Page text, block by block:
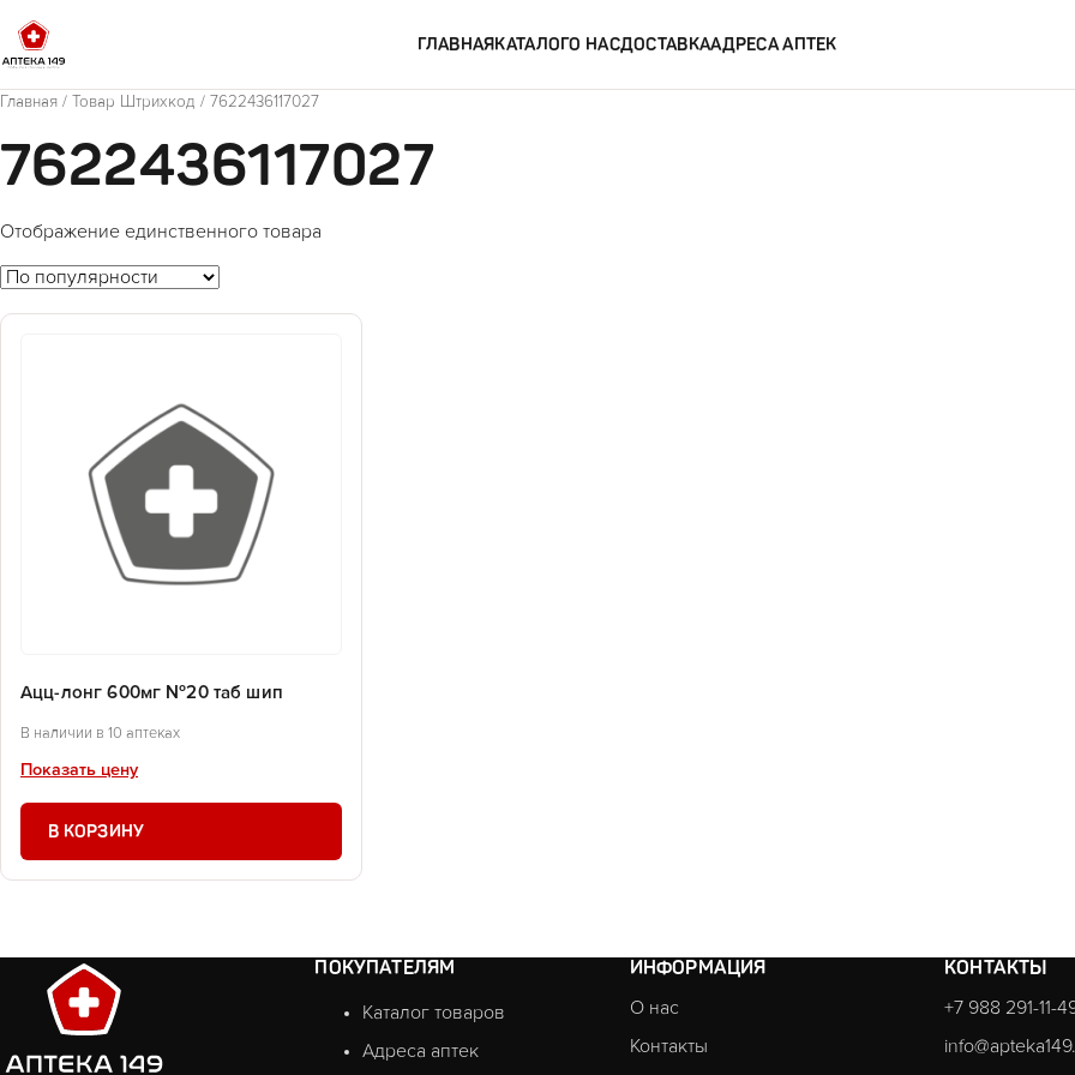
ГЛАВНАЯКАТАЛОГО НАСДОСТАВКААДРЕСА АПТЕК
Главная / Товар Штрихкод / 7622436117027
7622436117027
Отображение единственного товара
Ацц-лонг 600мг №20 таб шип
В наличии в 10 аптеках
Показать цену
В КОРЗИНУ
ПОКУПАТЕЛЯМ
Каталог товаров
Адреса аптек
ИНФОРМАЦИЯ
О нас
Контакты
КОНТАКТЫ
+7 988 291-11-